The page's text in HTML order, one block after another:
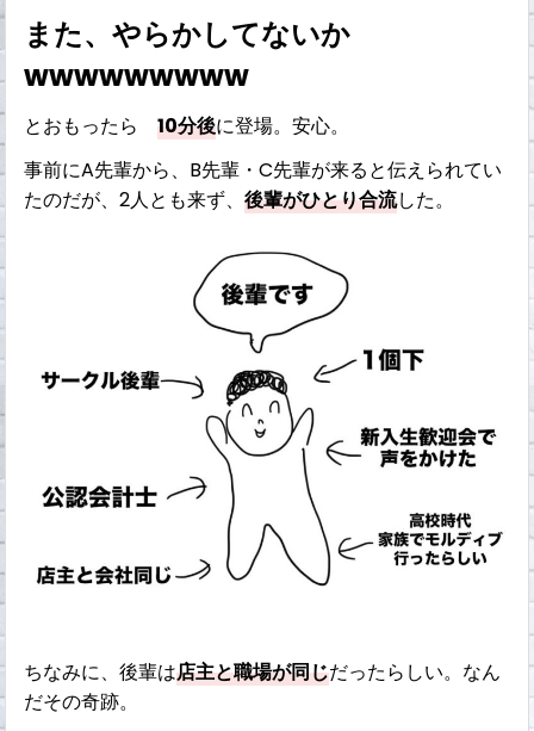
また、やらかしてないか
wwwwwwwww
とおもったら10分後に登場。安心。
事前にA先輩から、B先輩・C先輩が来ると伝えられてい
たのだが、2人とも来ず、後輩がひとり合流した。
ちなみに、後輩は店主と職場が同じだったらしい。なん
だその奇跡。